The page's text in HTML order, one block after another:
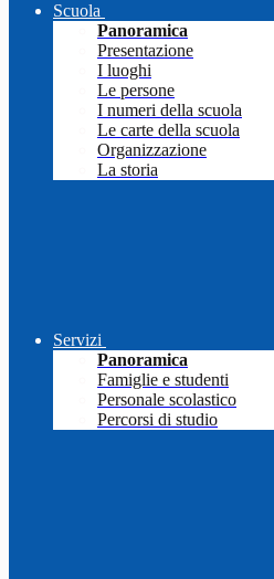
Scuola
Panoramica
Presentazione
I luoghi
Le persone
I numeri della scuola
Le carte della scuola
Organizzazione
La storia
Servizi
Panoramica
Famiglie e studenti
Personale scolastico
Percorsi di studio